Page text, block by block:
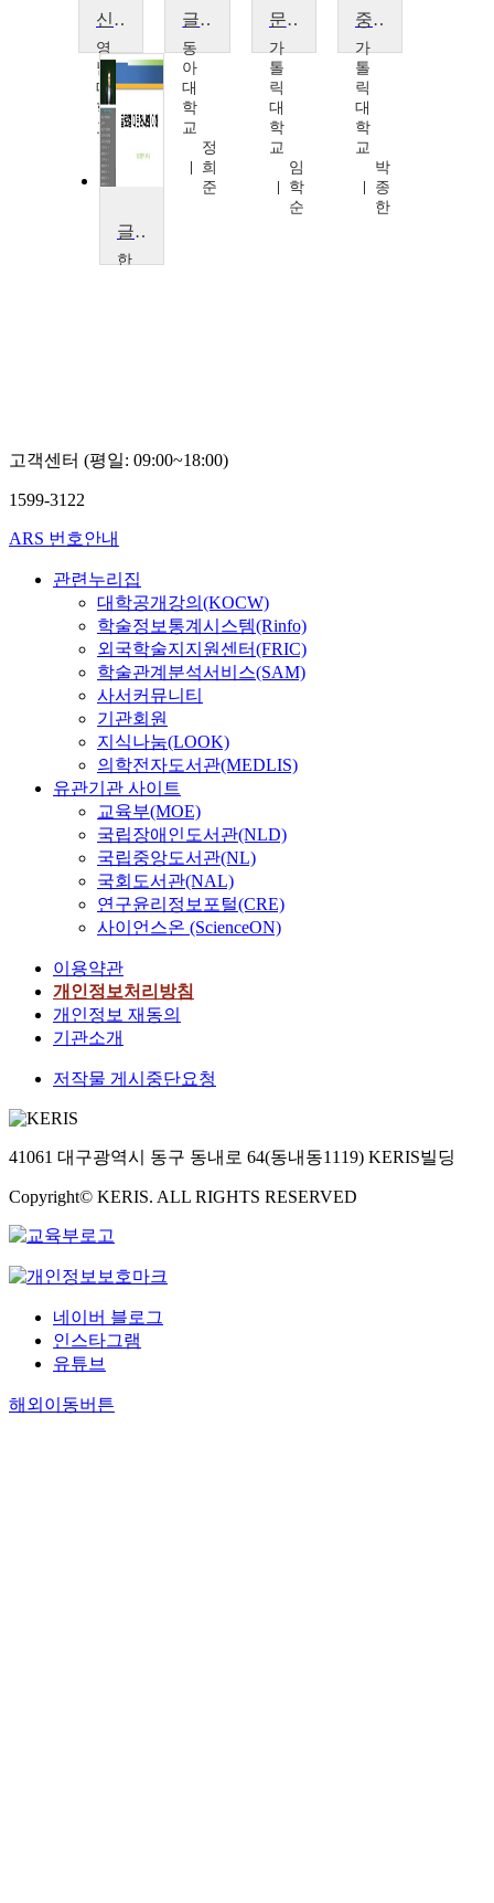
신문만화와 대중문화
영
남
대
학
교
글로벌미디어시대 팝컬처와 소비문화
동
아
대
학
교
정
희
준
문화경영의 실습
가
톨
릭
대
학
교
임
학
순
중국문화의 이해
가
톨
릭
대
학
교
박
종
한
글로컬 다문화사회의 이해
한
고객센터 (평일: 09:00~18:00)
1599-3122
ARS 번호안내
관련누리집
대학공개강의(KOCW)
학술정보통계시스템(Rinfo)
외국학술지지원센터(FRIC)
학술관계분석서비스(SAM)
사서커뮤니티
기관회원
지식나눔(LOOK)
의학전자도서관(MEDLIS)
유관기관 사이트
교육부(MOE)
국립장애인도서관(NLD)
국립중앙도서관(NL)
국회도서관(NAL)
연구윤리정보포털(CRE)
사이언스온 (ScienceON)
이용약관
개인정보처리방침
개인정보 재동의
기관소개
저작물 게시중단요청
41061 대구광역시 동구 동내로 64(동내동1119) KERIS빌딩
Copyright© KERIS. ALL RIGHTS RESERVED
네이버 블로그
인스타그램
유튜브
해외이동버튼